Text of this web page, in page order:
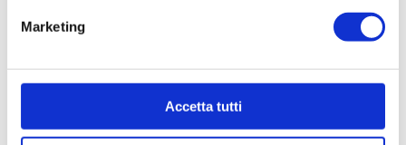
Marketing
Accetta tutti